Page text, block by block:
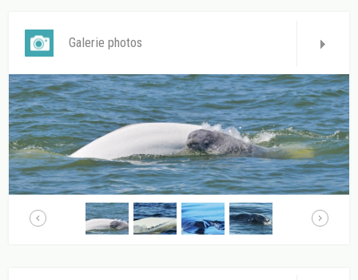
Galerie photos